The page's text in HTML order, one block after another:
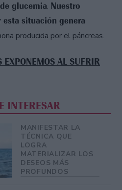
glucemia. Nuestro
situación genera
producida por el páncreas.
EXPONEMOS AL SUFRIR
INTERESAR
MANIFESTAR LA
TÉCNICA QUE
LOGRA
MATERIALIZAR LOS
DESEOS MÁS
PROFUNDOS